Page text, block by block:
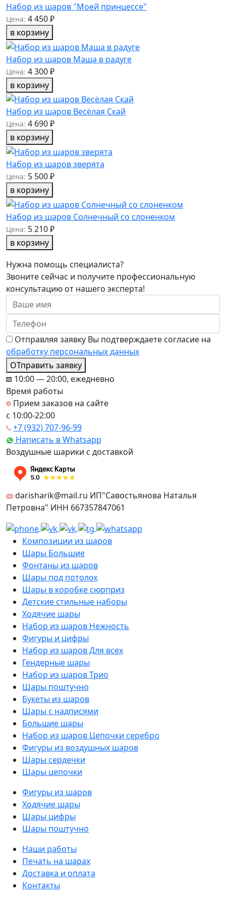
Набор из шаров "Моей принцессе"
Цена: 4 450 ₽
в корзину
Набор из шаров Маша в радуге
Цена: 4 300 ₽
в корзину
Набор из шаров Весёлая Скай
Цена: 4 690 ₽
в корзину
Набор из шаров зверята
Цена: 5 500 ₽
в корзину
Набор из шаров Солнечный со слоненком
Цена: 5 210 ₽
в корзину
Нужна помощь специалиста?
Звоните сейчас и получите профессиональную
консультацию от нашего эксперта!
Отправляя заявку Вы подтверждаете согласие на
обработку персональных данных
ОТправить заявку
10:00 — 20:00, ежедневно
Время работы
Прием заказов на сайте
c 10:00-22:00
+7 (932) 707-96-99
Написать в Whatsapp
Воздушные шарики с доставкой
darisharik@mail.ru ИП"Савостьянова Наталья
Петровна" ИНН 667357847061
Композиции из шаров
Шары Большие
Фонтаны из шаров
Шары под потолок
Шары в коробке сюрприз
Детские стильные наборы
Ходячие шары
Набор из шаров Нежность
Фигуры и цифры
Набор из шаров Для всех
Гендерные шары
Набор из шаров Трио
Шары поштучно
Букеты из шаров
Шары с надписями
Большие шары
Набор из шаров Цепочки серебро
Фигуры из воздушных шаров
Шары сердечки
Шары цепочки
Фигуры из шаров
Ходячие шары
Шары цифры
Шары поштучно
Наши работы
Печать на шарах
Доставка и оплата
Контакты